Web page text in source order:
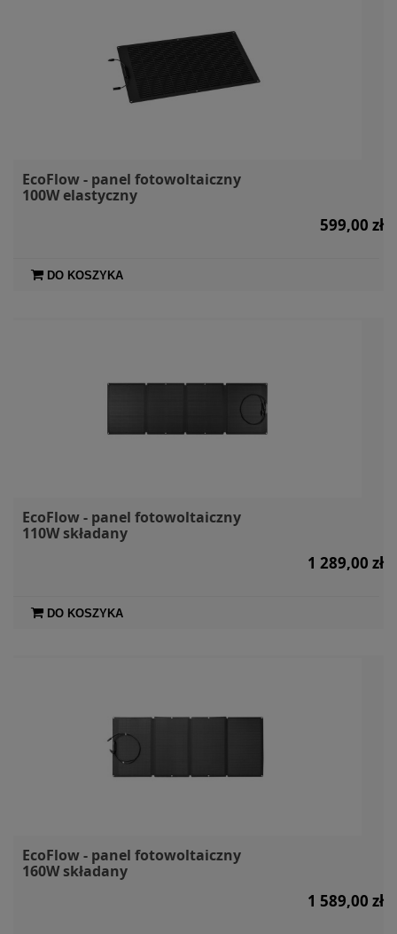
EcoFlow - panel fotowoltaiczny
100W elastyczny
599,00 zł
DO KOSZYKA
EcoFlow - panel fotowoltaiczny
110W składany
1 289,00 zł
DO KOSZYKA
EcoFlow - panel fotowoltaiczny
160W składany
1 589,00 zł